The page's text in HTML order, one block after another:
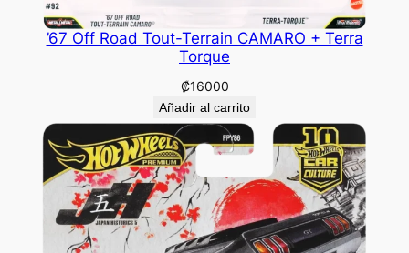
’67 Off Road Tout-Terrain CAMARO + Terra
Torque
₡16000
Añadir al carrito